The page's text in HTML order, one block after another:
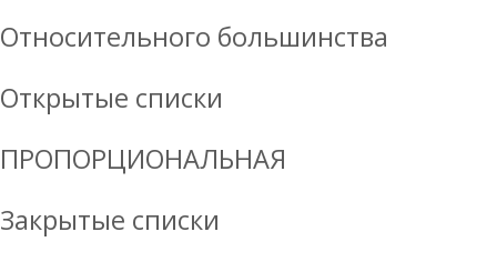
Относительного большинства
Открытые списки
ПРОПОРЦИОНАЛЬНАЯ
Закрытые списки